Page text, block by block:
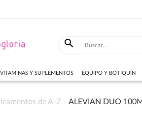

VITAMINAS Y SUPLEMENTOS EQUIPO Y BOTIQUÍN
de A-Z ALEVIAN DUO